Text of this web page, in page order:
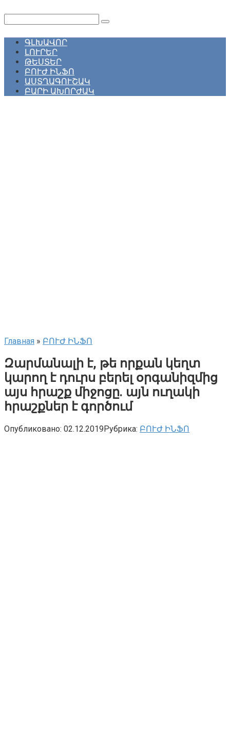
контенту
ԳԼԽԱՎՈՐ
ԼՈՒՐԵՐ
ԹԵՍՏԵՐ
ԲՈՒԺ ԻՆՖՈ
ԱՍՏՂԱԳՈՒՇԱԿ
ԲԱՐԻ ԱԽՈՐԺԱԿ
Главная » ԲՈՒԺ ԻՆՖՈ
Զարմանալի է, թե որքան կեղտ
կարող է դուրս բերել օրգանիզմից
այս հրաշք միջոցը. այն ուղակի
հրաշքներ է գործում
Опубликовано: 02.12.2019Рубрика: ԲՈՒԺ ԻՆՖՈ